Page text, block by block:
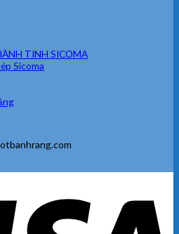
TINH SICOMA
Sicoma